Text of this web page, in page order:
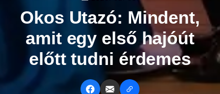
Okos Utazó: Mindent,
amit egy első hajóút
előtt tudni érdemes